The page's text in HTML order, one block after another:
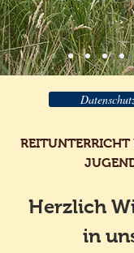
REITUNTERRICHT
Herzlich
in